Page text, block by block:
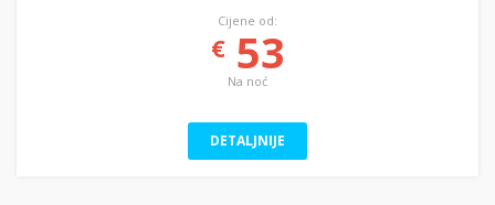
Cijene od:
€53
Na noć
DETALJNIJE